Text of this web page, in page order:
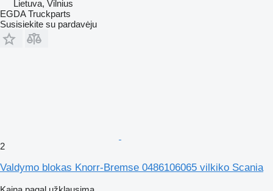
Lietuva, Vilnius
EGDA Truckparts
Susisiekite su pardavėju
2
Valdymo blokas Knorr-Bremse 0486106065 vilkiko Scania